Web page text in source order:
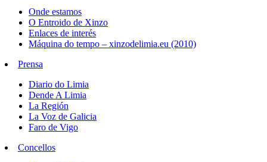
Onde estamos
O Entroido de Xinzo
Enlaces de interés
Máquina do tempo – xinzodelimia.eu (2010)
Prensa
Diario do Limia
Dende A Limia
La Región
La Voz de Galicia
Faro de Vigo
Concellos